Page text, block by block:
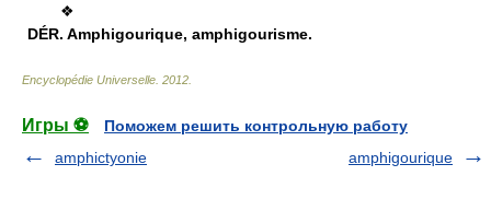
❖
DÉR. Amphigourique, amphigourisme.
Encyclopédie Universelle 2012
Игры ⚽
Поможем решить контрольную работу
amphictyonie
amphigourique